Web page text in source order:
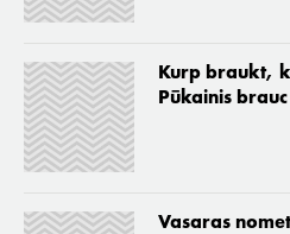
Kurp braukt,
Pūkainis
Vasaras